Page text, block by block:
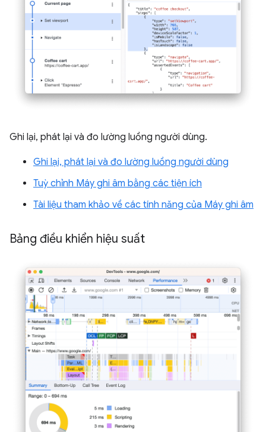
Ghi lại, phát lại và đo lường luồng người dùng.
Ghi lại, phát lại và đo lường luồng người dùng
Tuỳ chỉnh Máy ghi âm bằng các tiện ích
Tài liệu tham khảo về các tính năng của Máy ghi âm
Bảng điều khiển hiệu suất